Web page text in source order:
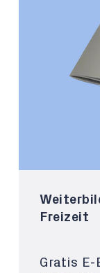
Freizeit
Gratis